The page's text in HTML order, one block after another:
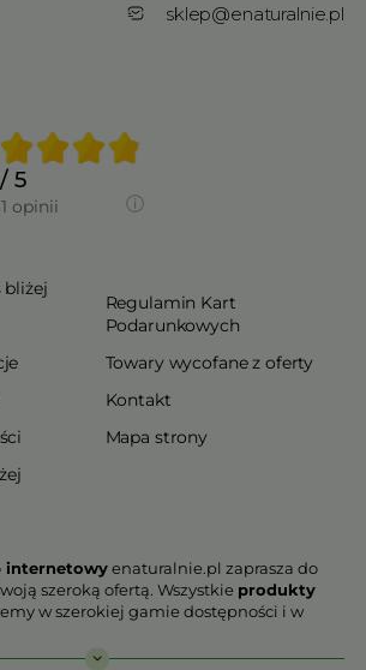
sklep@enaturalnie.pl
/ 5
opinii
bliżej
Regulamin Kart
Podarunkowych
Towary wycofane z oferty
Kontakt
Mapa strony
internetowyenaturalnie.pl zaprasza do
szeroką ofertą. Wszystkie produkty
w szerokiej gamie dostępności i w
się najwyższą jakością.